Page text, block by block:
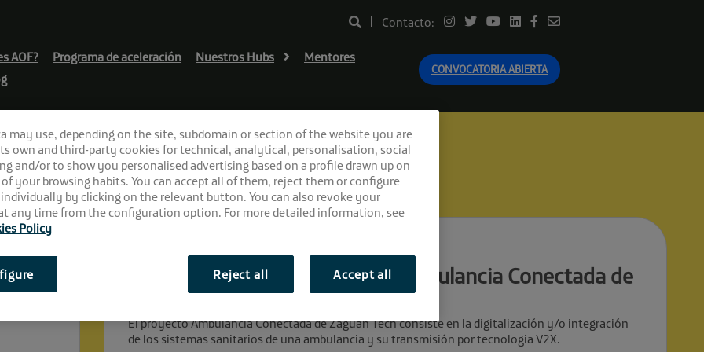
Contacto:
AOF? Programa de aceleración Nuestros Hubs
Mentores
CONVOCATORIA ABIERTA
¿En qué consiste el proyecto Ambulancia Conectada de
Zaguan Tech?
El proyecto Ambulancia Conectada de Zaguan Tech consiste en la digitalización y/o integración
de los sistemas sanitarios de una ambulancia y su transmisión por tecnologia V2X.
may use, depending on the site, subdomain or section of the website you are
own and third-party cookies for technical, analytical, personalisation, social
and/or to show you personalised advertising based on a profile drawn up on
your browsing habits. You can accept all of them, reject them or configure
by clicking on the relevant button. You can also revoke your
any time from the configuration option. For more detailed information, see
Policy
Reject all Accept all